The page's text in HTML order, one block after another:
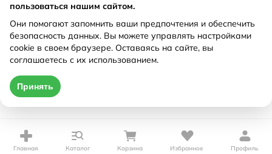
Характеристики
Рецепт Не требуется
Главная Каталог Корзина Избранное Профиль
пользоваться нашим сайтом.
Они помогают запомнить ваши предпочтения и обеспечить
безопасность данных. Вы можете управлять настройками
cookie в своем браузере. Оставаясь на сайте, вы
соглашаетесь с их использованием.
Принять